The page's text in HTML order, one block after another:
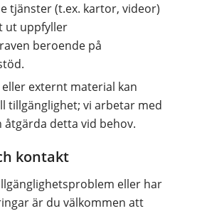
tjänster (t.ex. kartor, videor)
ut uppfyller
beroende på
externt material kan
tillgänglighet; vi arbetar med
åtgärda detta vid behov.
kontakt
eller har
är du välkommen att